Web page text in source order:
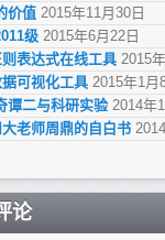
价值 2015年11月30日
级 2015年6月22日
则表达式在线工具 2015
据可视化工具 2015年1月
谭二与科研实验 2014年
大老师周鼎的自白书
论